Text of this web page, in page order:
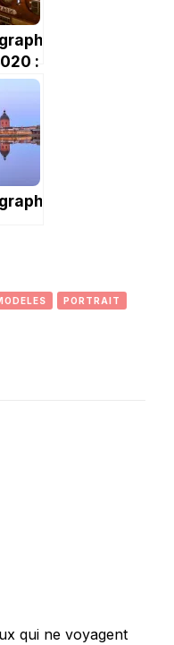
:
PORTRAIT
qui ne voyagent